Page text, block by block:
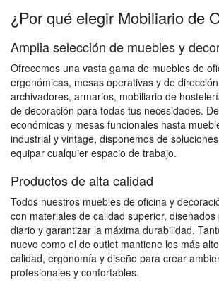
¿Por qué elegir Mobiliario de
Amplia selección de muebles y
Ofrecemos una vasta gama de muebles de
ergonómicas, mesas operativas y de
archivadores, armarios, mobiliario de
de decoración para todas tus necesidades.
económicas y mesas funcionales hasta
industrial y vintage, disponemos de
equipar cualquier espacio de trabajo.
Productos de alta calidad
Todos nuestros muebles de oficina y
con materiales de calidad superior,
diario y garantizar la máxima durabilidad.
nuevo como el de outlet mantiene los más
calidad, ergonomía y diseño para crear
profesionales y confortables.